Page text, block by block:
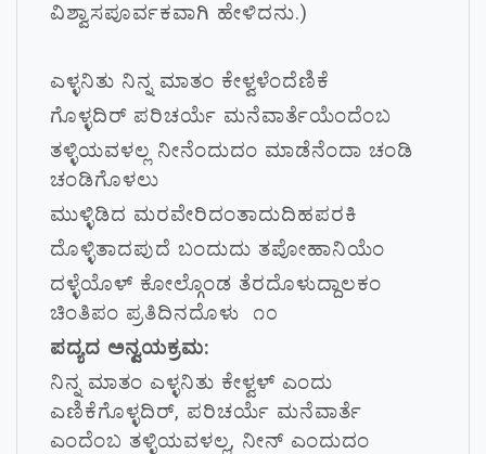
ವಿಶ್ವಾಸಪೂರ್ವಕವಾಗಿ ಹೇಳಿದನು.)
ಎಳ್ಳನಿತು ನಿನ್ನ ಮಾತಂ ಕೇಳ್ವಳೆಂದೆಣಿಕೆ
ಗೊಳ್ಳದಿರ್ ಪರಿಚರ್ಯೆ ಮನೆವಾರ್ತೆಯೆಂದೆಂಬ
ತಳ್ಳಿಯವಳಲ್ಲ ನೀನೆಂದುದಂ ಮಾಡೆನೆಂದಾ ಚಂಡಿ
ಚಂಡಿಗೊಳಲು
ಮುಳ್ಳಿಡಿದ ಮರವೇರಿದಂತಾದುದಿಹಪರಕಿ
ದೊಳ್ಳಿತಾದಪುದೆ ಬಂದುದು ತಪೋಹಾನಿಯೆಂ
ದಳ್ಳೆಯೊಳ್ ಕೋಲ್ಗೊಂಡ ತೆರದೊಳುದ್ದಾಲಕಂ
ಚಿಂತಿಪಂ ಪ್ರತಿದಿನದೊಳು ೧೦
ಪದ್ಯದ ಅನ್ವಯಕ್ರಮ:
ನಿನ್ನ ಮಾತಂ ಎಳ್ಳನಿತು ಕೇಳ್ವಳ್ ಎಂದು
ಎಣಿಕೆಗೊಳ್ಳದಿರ್, ಪರಿಚರ್ಯೆ ಮನೆವಾರ್ತೆ
ಎಂದೆಂಬ ತಳ್ಳಿಯವಳಲ್ಲ, ನೀನ್ ಎಂದುದಂ